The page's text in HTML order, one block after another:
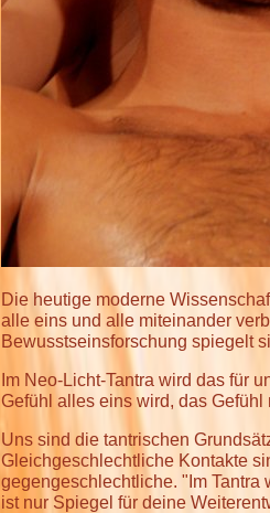
Die heutige moderne
alle eins und alle miteinander
Bewusstseinsforschung spiegelt
Im Neo-Licht-Tantra wird das für
Gefühl alles eins wird, das
Uns sind die tantrischen
Gleichgeschlechtliche Kontakte
gegengeschlechtliche. "Im Tantra
ist nur Spiegel für deine